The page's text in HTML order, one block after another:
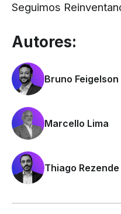
Seguimos
Autores:
Bruno Feigelson
Marcello Lima
Thiago